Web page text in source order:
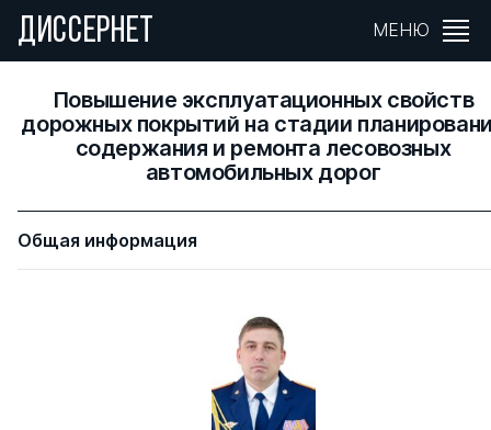
ДИССЕРНЕТ МЕНЮ
Повышение эксплуатационных свойств
дорожных покрытий на стадии
содержания и ремонта лесовозных
автомобильных дорог
Общая информация